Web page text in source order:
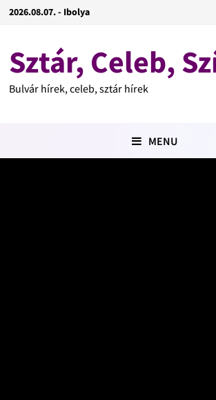
2026.08.07. - Ibolya
Sztár, Celeb,
Bulvár hírek, celeb, sztár hírek
MENU